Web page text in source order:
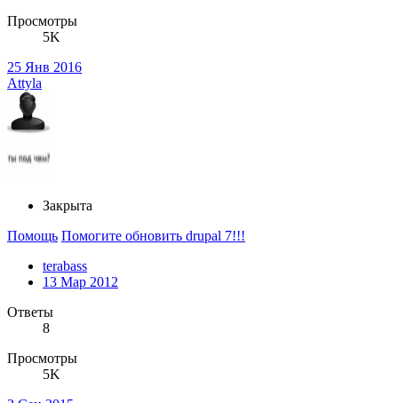
Просмотры
5K
25 Янв 2016
Attyla
Закрыта
Помощь Помогите обновить drupal 7!!!
terabass
13 Мар 2012
Ответы
8
Просмотры
5K